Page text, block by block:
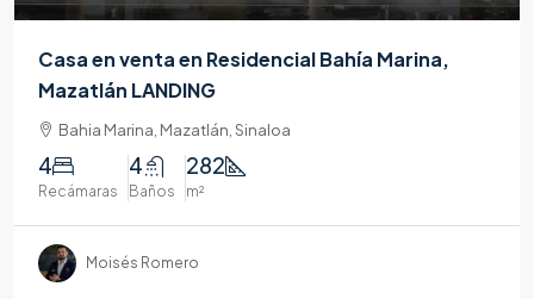
Casa en venta en Residencial Bahía Marina,
Mazatlán LANDING
Bahia Marina, Mazatlán, Sinaloa
4
Recámaras
4
Baños
282
m²
Moisés Romero